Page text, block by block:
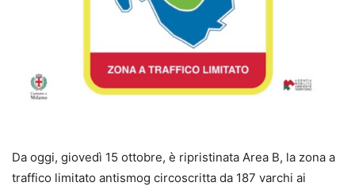
Da oggi, giovedì 15 ottobre, è ripristinata Area B, la zona a
traffico limitato antismog circoscritta da 187 varchi ai